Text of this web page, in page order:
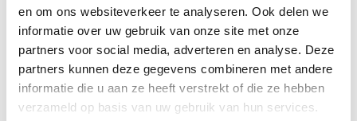
en om ons websiteverkeer te analyseren. Ook delen we
informatie over uw gebruik van onze site met onze
partners voor social media, adverteren en analyse. Deze
partners kunnen deze gegevens combineren met andere
informatie die u aan ze heeft verstrekt of die ze hebben
verzameld op basis van uw gebruik van hun services.
Productomschrijving
Specificaties